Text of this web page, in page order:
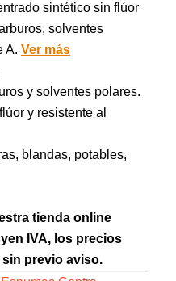
sintético sin flúor
solventes
A. Ver más
y solventes polares.
y resistente al
blandas, potables,
tienda online
IVA, los precios
previo aviso.